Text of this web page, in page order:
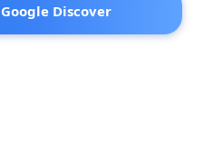
Discover